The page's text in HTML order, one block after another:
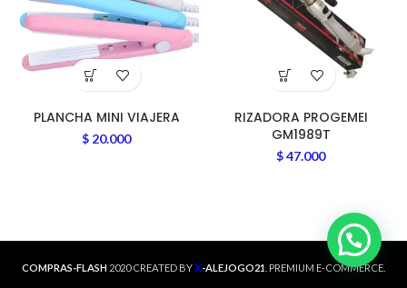
PLANCHA MINI VIAJERA
$ 20.000
RIZADORA PROGEMEI
GM1989T
$47.000
COMPRAS-FLASH 2020 CREATED BYX-ALEJOGO21 . PREMIUM E-COMMERCE.